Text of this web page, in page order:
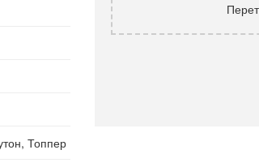
Топпер